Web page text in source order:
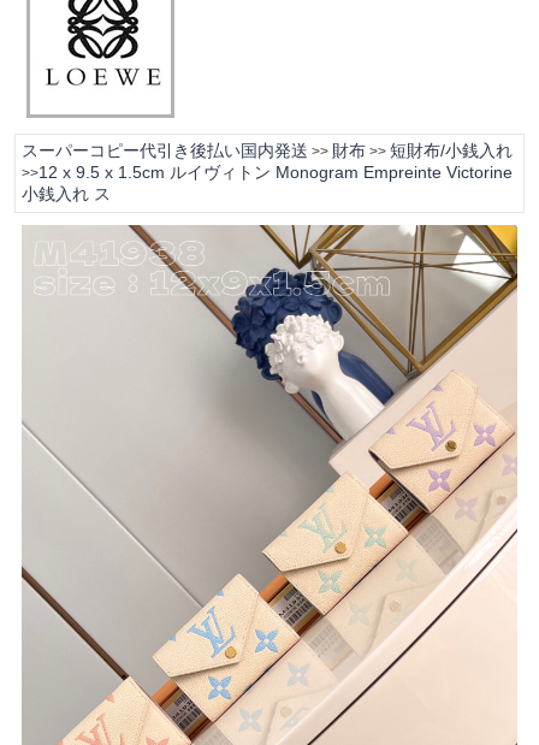
スーパーコピー代引き後払い国内発送 >> 財布>> 短財布/小銭入れ
>>12 x 9.5 x 1.5cm ルイヴィトン Monogram Empreinte Victorine
小銭入れ ス